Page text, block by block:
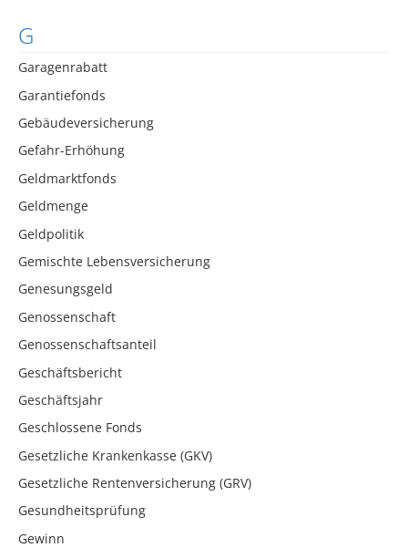
G
Garagenrabatt
Garantiefonds
Gebäudeversicherung
Gefahr-Erhöhung
Geldmarktfonds
Geldmenge
Geldpolitik
Gemischte Lebensversicherung
Genesungsgeld
Genossenschaft
Genossenschaftsanteil
Geschäftsbericht
Geschäftsjahr
Geschlossene Fonds
Gesetzliche Krankenkasse (GKV)
Gesetzliche Rentenversicherung (GRV)
Gesundheitsprüfung
Gewinn